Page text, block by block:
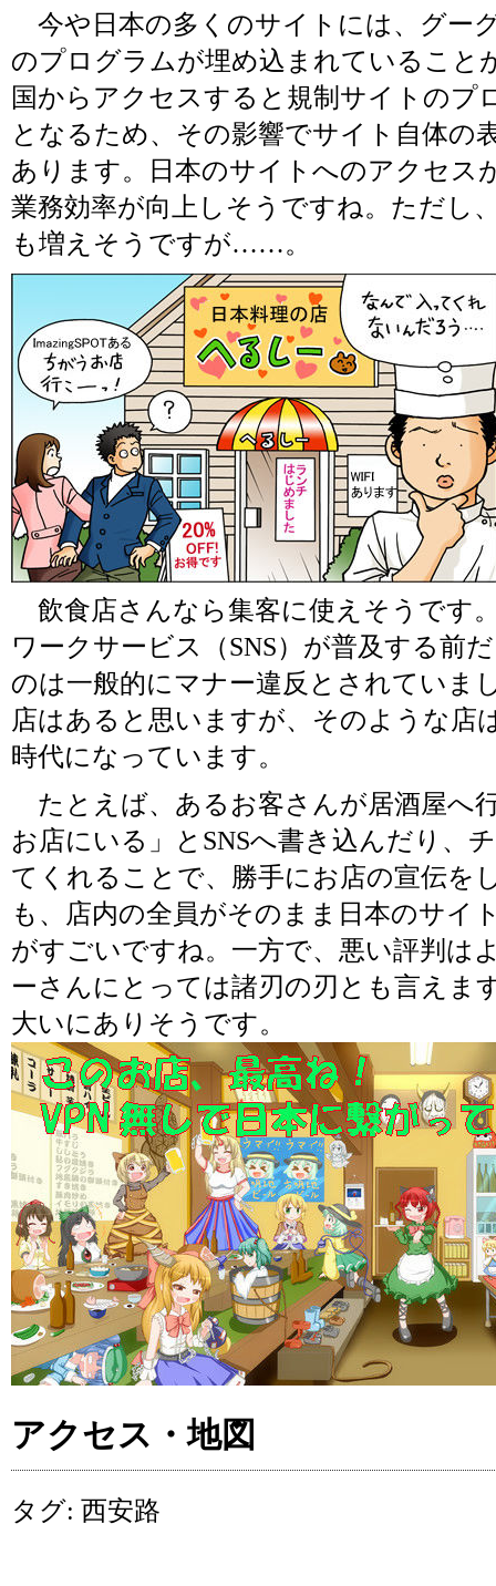
今や日本の多くのサイトには、グー
のプログラムが埋め込まれていること
国からアクセスすると規制サイトのプ
となるため、その影響でサイト自体の
あります。日本のサイトへのアクセス
業務効率が向上しそうですね。ただし
も増えそうですが……。
飲食店さんなら集客に使えそうです
ワークサービス（SNS）が普及する前
のは一般的にマナー違反とされていま
店はあると思いますが、そのような店
時代になっています。
たとえば、あるお客さんが居酒屋へ
お店にいる」とSNSへ書き込んだり、
てくれることで、勝手にお店の宣伝を
も、店内の全員がそのまま日本のサイ
がすごいですね。一方で、悪い評判は
ーさんにとっては諸刃の刃とも言えま
大いにありそうです。
アクセス・地図
タグ: 西安路